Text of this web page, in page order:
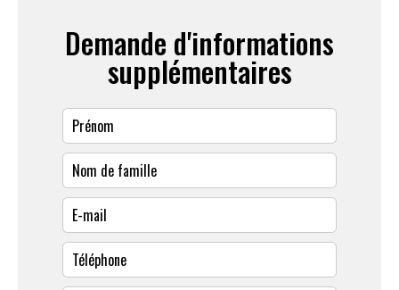
Demande d'informations
supplémentaires